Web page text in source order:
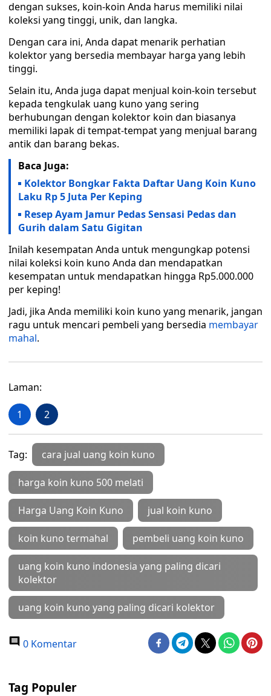
dengan sukses, koin-koin Anda harus memiliki nilai
koleksi yang tinggi, unik, dan langka.
Dengan cara ini, Anda dapat menarik perhatian
kolektor yang bersedia membayar harga yang lebih
tinggi.
Selain itu, Anda juga dapat menjual koin-koin tersebut
kepada tengkulak uang kuno yang sering
berhubungan dengan kolektor koin dan biasanya
memiliki lapak di tempat-tempat yang menjual barang
antik dan barang bekas.
Baca Juga:
Kolektor Bongkar Fakta Daftar Uang Koin Kuno
Laku Rp 5 Juta Per Keping
Resep Ayam Jamur Pedas Sensasi Pedas dan
Gurih dalam Satu Gigitan
Inilah kesempatan Anda untuk mengungkap potensi
nilai koleksi koin kuno Anda dan mendapatkan
kesempatan untuk mendapatkan hingga Rp5.000.000
per keping!
Jadi, jika Anda memiliki koin kuno yang menarik, jangan
ragu untuk mencari pembeli yang bersedia membayar
mahal.
Laman:
1 2
Tag: cara jual uang koin kuno
harga koin kuno 500 melati
Harga Uang Koin Kuno jual koin kuno
koin kuno termahal pembeli uang koin kuno
uang koin kuno indonesia yang paling dicari
kolektor
uang koin kuno yang paling dicari kolektor
0 Komentar
Tag Populer